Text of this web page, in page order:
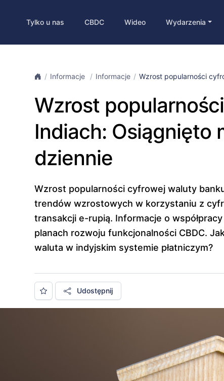
Tylko u nas CBDC Wideo Wydarzenia
Informacje Informacje Wzrost popularności
Wzrost
Indiach: Osiągnięto
dziennie
Wzrost popularności cyfrowej waluty
trendów wzrostowych w korzystaniu z
transakcji e-rupią. Informacje o
planach rozwoju funkcjonalności CBDC.
waluta w indyjskim systemie płatniczym?
Udostępnij